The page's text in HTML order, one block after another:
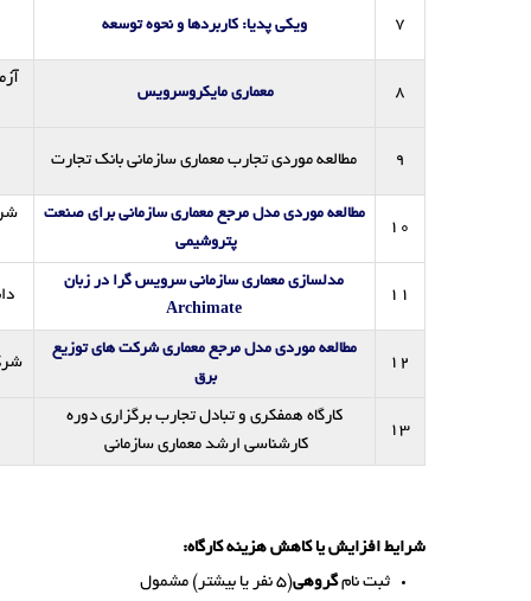
7 ویکی پدیا: کاربردها و نحوه توسعه
8 معماری مایکروسرویس
9 مطالعه موردی تجارب معماری سازمانی بانک تجارت
10
مطالعه موردی مدل مرجع معماری سازمانی برای صنعت
پتروشیمی
11
مدلسازی معماری سازمانی سرویس گرا در زبان
Archimate
12
مطالعه موردی مدل مرجع معماری شرکت های توزیع
برق
13
کارگاه همفکری و تبادل تجارب برگزاری دوره
کارشناسی ارشد معماری سازمانی
شرایط افزایش یا کاهش هزینه کارگاه:
ثبت نامگروهی
(5 نفر یا بیشتر) مشمول